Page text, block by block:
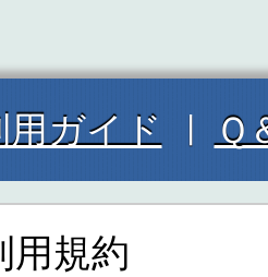
用ガイド Ｑ
用規約